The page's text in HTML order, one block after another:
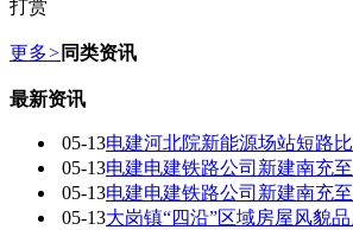
打赏
更多> 同类资讯
最新资讯
05-13电建河北院新能源场站短路
05-13电建电建铁路公司新建南充
05-13电建电建铁路公司新建南充
05-13大岗镇“四沿”区域房屋风貌